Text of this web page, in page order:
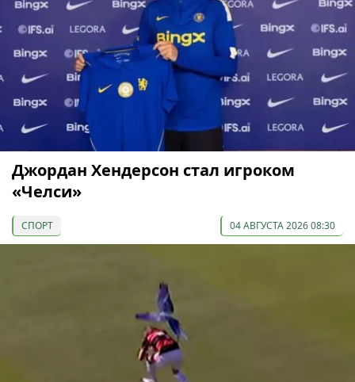
Джордан Хендерсон стал игроком
«Челси»
СПОРТ 04 АВГУСТА 2026 08:30